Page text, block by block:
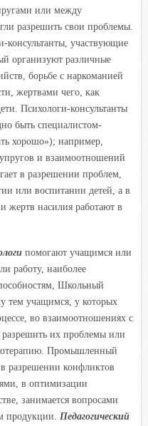
или между
разрешить свои проблемы.
консультанты, участвующие
организуют различные
борьбе с наркоманией
жертвами чего, как
Психологи-консультанты
быть специалистом-
хорошо»); например,
и взаимоотношений
в разрешении проблем,
или воспитании детей, а в
жертв насилия работают в
помогают учащимся или
работу, наиболее
Школьный
тем учащимся, у которых
во взаимоотношениях с
их проблемы или
Промышленный
разрешении конфликтов
в оптимизации
занимается вопросами
продукции. Педагогический